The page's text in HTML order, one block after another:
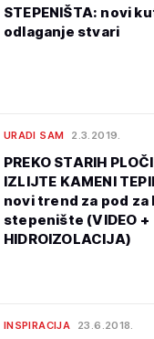
STEPENIŠTA: novi
odlaganje stvari
URADI SAM 2.3.2019.
PREKO STARIH
IZLIJTE KAMENI
novi trend za pod za
stepenište (VIDEO +
HIDROIZOLACIJA)
INSPIRACIJA 23.6.2018.